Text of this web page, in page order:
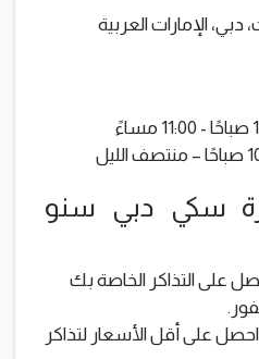
الإمارات العربية
سكي دبي سنو
على التذاكر الخاصة بك
على أقل الأسعار لتذاكر